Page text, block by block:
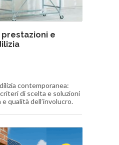
e
contemporanea:
di scelta e soluzioni
qualità dell’involucro.